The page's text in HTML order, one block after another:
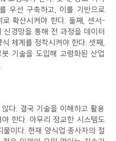
우선 구축하고, 이를 기반으로
확산시켜야 한다. 둘째, 센서-
경망을 통해 전 과정을 데이터
체계를 정착시켜야 한다. 셋째,
기술을 도입해 고령화된 산업
다. 결국 기술을 이해하고 활용
한다. 아무리 정교한 시스템도
이다. 현재 양식업 종사자의 절